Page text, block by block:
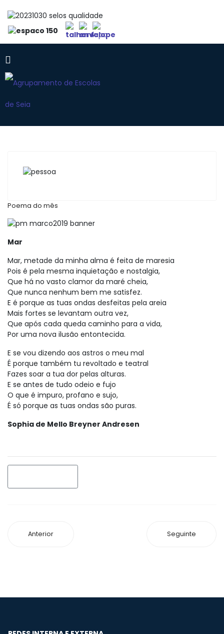
Poema do mês
Mar
Mar, metade da minha alma é feita de maresia
Pois é pela mesma inquietação e nostalgia,
Que há no vasto clamor da maré cheia,
Que nunca nenhum bem me satisfez.
E é porque as tuas ondas desfeitas pela areia
Mais fortes se levantam outra vez,
Que após cada queda caminho para a vida,
Por uma nova ilusão entontecida.
E se vou dizendo aos astros o meu mal
É porque também tu revoltado e teatral
Fazes soar a tua dor pelas alturas.
E se antes de tudo odeio e fujo
O que é impuro, profano e sujo,
É só porque as tuas ondas são puras.
Sophia de Mello Breyner Andresen
Anterior Seguinte